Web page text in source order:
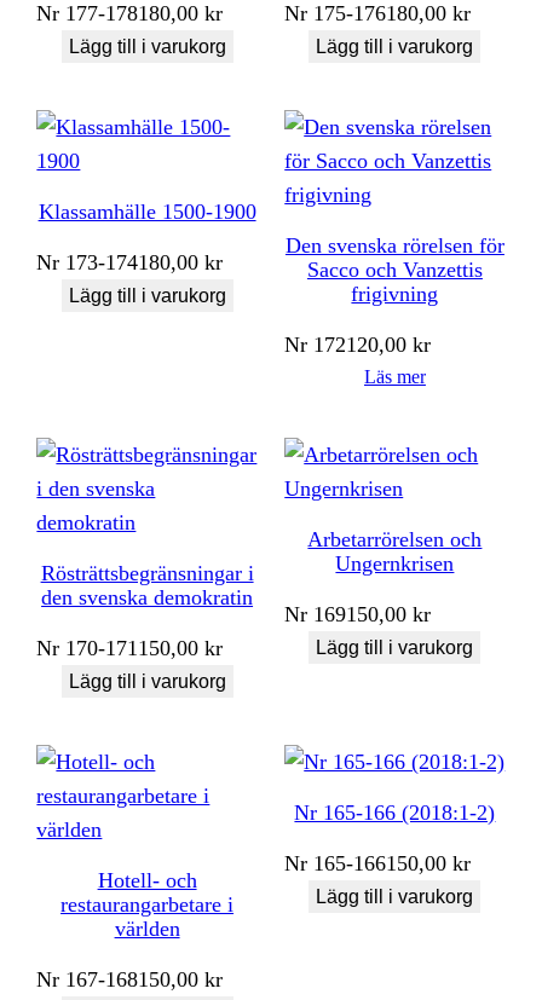
Nr 177-178180,00kr
Lägg till i varukorg
Nr 175-176180,00kr
Lägg till i varukorg
Klassamhälle 1500-1900
Nr 173-174180,00kr
Lägg till i varukorg
Den svenska rörelsen för
Sacco och Vanzettis
frigivning
Nr 172120,00kr
Läs mer
Rösträttsbegränsningar i
den svenska demokratin
Nr 170-171150,00kr
Lägg till i varukorg
Arbetarrörelsen och
Ungernkrisen
Nr 169150,00kr
Lägg till i varukorg
Hotell- och
restaurangarbetare i
världen
Nr 167-168150,00kr
Nr 165-166 (2018:1-2)
Nr 165-166150,00kr
Lägg till i varukorg